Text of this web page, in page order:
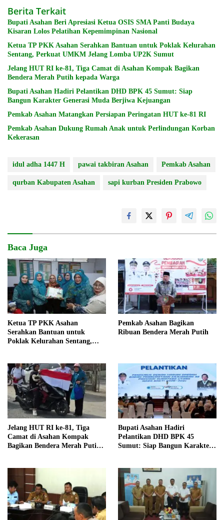
Berita Terkait
Bupati Asahan Beri Apresiasi Ketua OSIS SMA Panti Budaya
Kisaran Lolos Pelatihan Kepemimpinan Nasional
Ketua TP PKK Asahan Serahkan Bantuan untuk Poklak Kelurahan
Sentang, Perkuat UMKM Jelang Lomba UP2K Sumut
Jelang HUT RI ke-81, Tiga Camat di Asahan Kompak Bagikan
Bendera Merah Putih kepada Warga
Bupati Asahan Hadiri Pelantikan DHD BPK 45 Sumut: Siap
Bangun Karakter Generasi Muda Berjiwa Kejuangan
Pemkab Asahan Matangkan Persiapan Peringatan HUT ke-81 RI
Pemkab Asahan Dukung Rumah Anak untuk Perlindungan Korban
Kekerasan
idul adha 1447 H pawai takbiran Asahan Pemkab Asahan
qurban Kabupaten Asahan sapi kurban Presiden Prabowo
Baca Juga
Ketua TP PKK Asahan
Serahkan Bantuan untuk
Poklak Kelurahan Sentang,
Pemkab Asahan Bagikan
Ribuan Bendera Merah Putih
Jelang HUT RI ke-81, Tiga
Camat di Asahan Kompak
Bagikan Bendera Merah Putih
Bupati Asahan Hadiri
Pelantikan DHD BPK 45
Sumut: Siap Bangun Karakter